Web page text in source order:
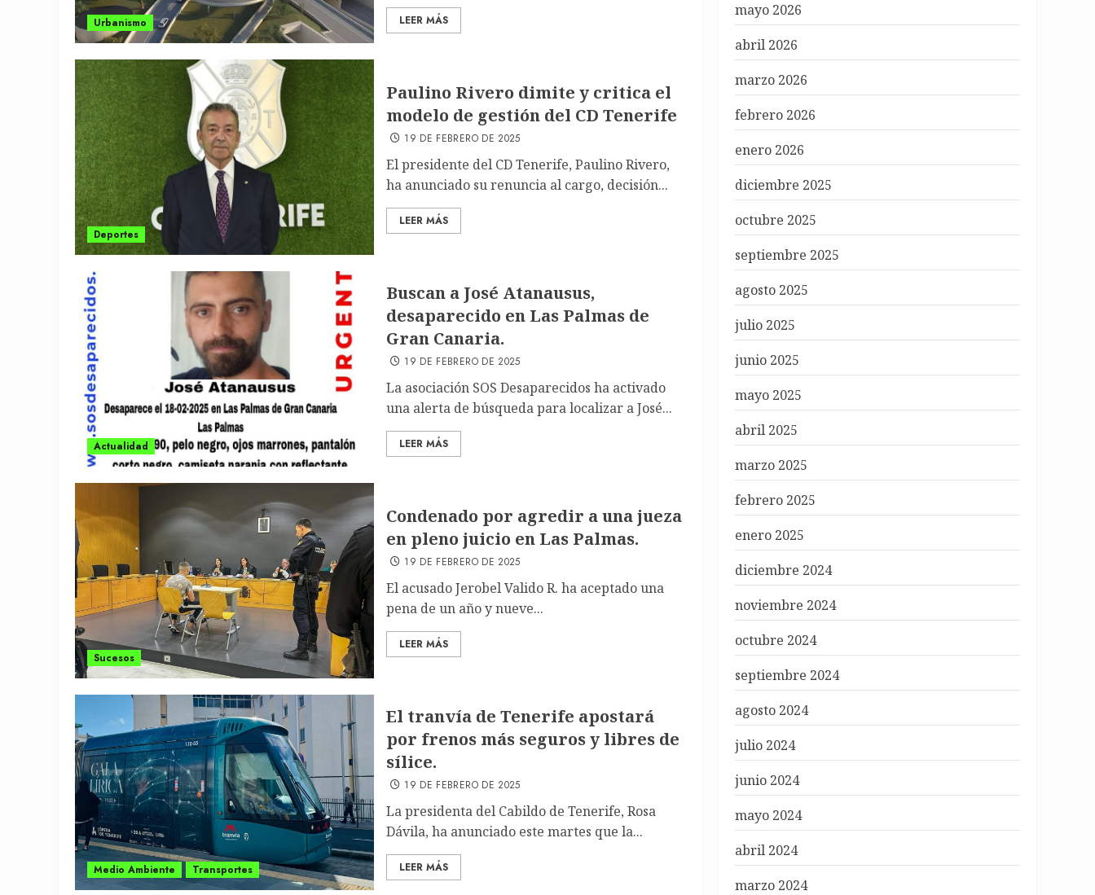
Urbanismo LEER MÁS
Deportes
Paulino Rivero dimite y critica el
modelo de gestión del CD Tenerife
19 DE FEBRERO DE 2025
El presidente del CD Tenerife, Paulino Rivero,
ha anunciado su renuncia al cargo, decisión...
LEER MÁS
Actualidad
Buscan a José Atanausus,
desaparecido en Las Palmas de
Gran Canaria.
19 DE FEBRERO DE 2025
La asociación SOS Desaparecidos ha activado
una alerta de búsqueda para localizar a José...
LEER MÁS
Sucesos
Condenado por agredir a una jueza
en pleno juicio en Las Palmas.
19 DE FEBRERO DE 2025
El acusado Jerobel Valido R. ha aceptado una
pena de un año y nueve...
LEER MÁS
Medio Ambiente Transportes
El tranvía de Tenerife apostará
por frenos más seguros y libres de
sílice.
19 DE FEBRERO DE 2025
La presidenta del Cabildo de Tenerife, Rosa
Dávila, ha anunciado este martes que la...
LEER MÁS
mayo 2026
abril 2026
marzo 2026
febrero 2026
enero 2026
diciembre 2025
octubre 2025
septiembre 2025
agosto 2025
julio 2025
junio 2025
mayo 2025
abril 2025
marzo 2025
febrero 2025
enero 2025
diciembre 2024
noviembre 2024
octubre 2024
septiembre 2024
agosto 2024
julio 2024
junio 2024
mayo 2024
abril 2024
marzo 2024